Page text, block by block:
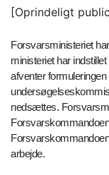
[Oprindeligt
Forsvarsministeriet
ministeriet har
afventer
nedsættes.
arbejde.